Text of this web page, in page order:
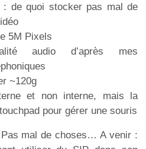
: de quoi stocker pas mal de
5M Pixels
audio d’après mes
~120g
et non interne, mais la
pour gérer une souris
mal de choses… A venir :